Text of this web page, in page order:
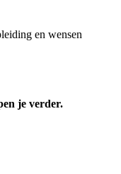
en wensen
je verder.